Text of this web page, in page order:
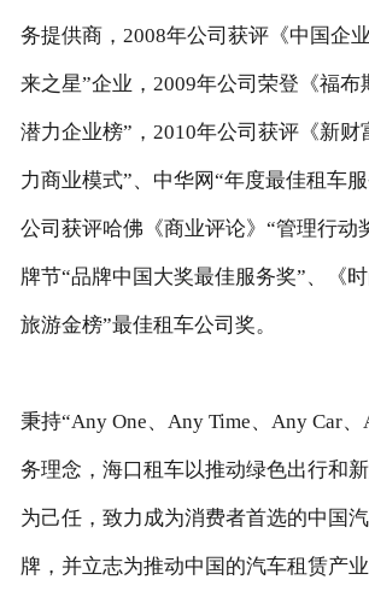
务提供商，2008年公司获评《中国企
来之星”企业，2009年公司荣登《福布
潜力企业榜”，2010年公司获评《新财
力商业模式”、中华网“年度最佳租车
公司获评哈佛《商业评论》“管理行动
牌节“品牌中国大奖最佳服务奖”、《
旅游金榜”最佳租车公司奖。
秉持“Any One、Any Time、Any Car、
务理念，海口租车以推动绿色出行和
为己任，致力成为消费者首选的中国
牌，并立志为推动中国的汽车租赁产